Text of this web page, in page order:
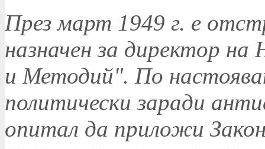
През март 1949 г. е
назначен за директор
и Методий". По
политически заради
опитал да приложи